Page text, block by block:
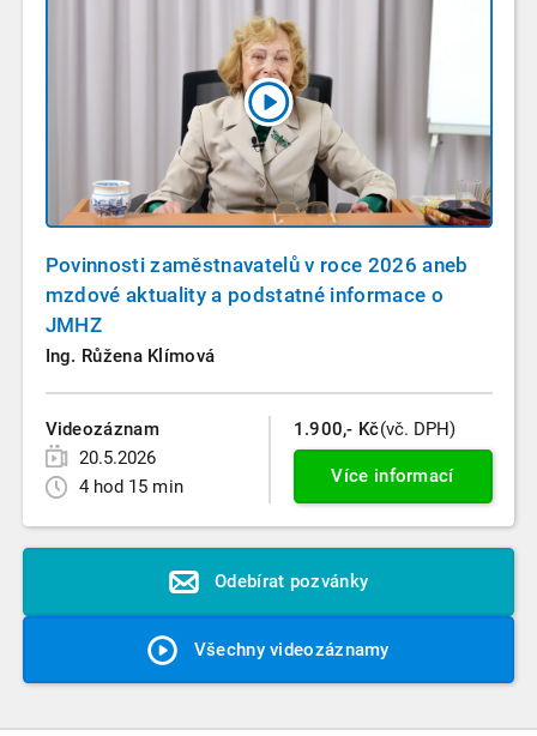
Povinnosti zaměstnavatelů v roce 2026 aneb
mzdové aktuality a podstatné informace o
JMHZ
Ing. Růžena Klímová
Videozáznam
20.5.2026
4 hod 15 min
1.900,- Kč(vč. DPH)
Více informací
Odebírat pozvánky
Všechny videozáznamy